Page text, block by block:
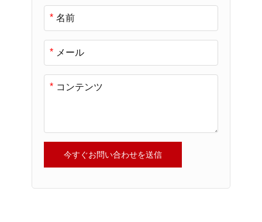
*
*
*
今すぐお問い合わせを送信